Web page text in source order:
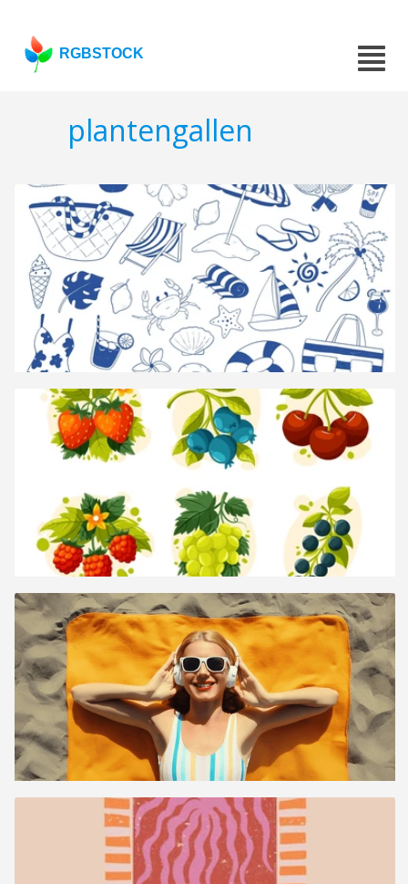
RGBSTOCK
plantengallen